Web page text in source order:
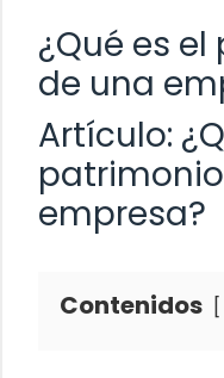
¿Qué es
de una
Artículo:
empresa?
Contenidos